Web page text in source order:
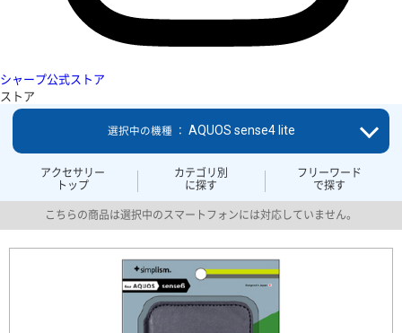
シャープ公式ストア
ストア
アクセサリー
トップ
カテゴリ別
に探す
フリーワード
で探す
選択中の機種 ： AQUOS sense4 lite
こちらの商品は選択中のスマートフォンには対応していません。